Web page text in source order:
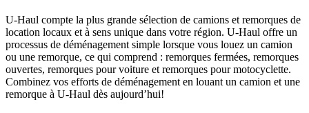
U-Haul compte la plus grande sélection de camions et remorques de
location locaux et à sens unique dans votre région. U-Haul offre un
processus de déménagement simple lorsque vous louez un camion
ou une remorque, ce qui comprend : remorques fermées, remorques
ouvertes, remorques pour voiture et remorques pour motocyclette.
Combinez vos efforts de déménagement en louant un camion et une
remorque à U-Haul dès aujourd’hui!